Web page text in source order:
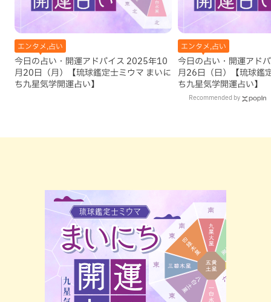
エンタメ,占い
今日の占い・開運アドバイス 2025年10
月20日（月）【琉球鑑定士ミウマ まいに
ち九星気学開運占い】
エンタメ,占い
今日の占い・開運アド
月26日（日）【琉球鑑
ち九星気学開運占い】
Recommended by